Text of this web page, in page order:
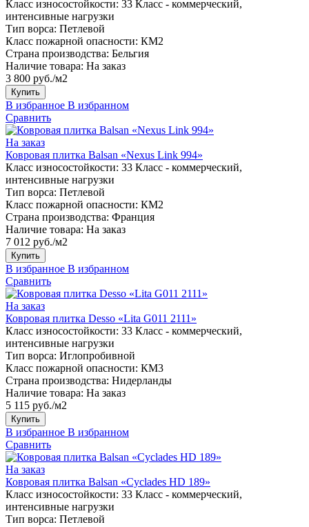
Класс износостойкости: 33 Класс - коммерческий,
интенсивные нагрузки
Тип ворса: Петлевой
Класс пожарной опасности: КМ2
Страна производства: Бельгия
Наличие товара: На заказ
3 800 руб./м2
Купить
В избранное В избранном
Сравнить
На заказ
Ковровая плитка Balsan «Nexus Link 994»
Класс износостойкости: 33 Класс - коммерческий,
интенсивные нагрузки
Тип ворса: Петлевой
Класс пожарной опасности: КМ2
Страна производства: Франция
Наличие товара: На заказ
7 012 руб./м2
Купить
В избранное В избранном
Сравнить
На заказ
Ковровая плитка Desso «Lita G011 2111»
Класс износостойкости: 33 Класс - коммерческий,
интенсивные нагрузки
Тип ворса: Иглопробивной
Класс пожарной опасности: КМ3
Страна производства: Нидерланды
Наличие товара: На заказ
5 115 руб./м2
Купить
В избранное В избранном
Сравнить
На заказ
Ковровая плитка Balsan «Cyclades HD 189»
Класс износостойкости: 33 Класс - коммерческий,
интенсивные нагрузки
Тип ворса: Петлевой